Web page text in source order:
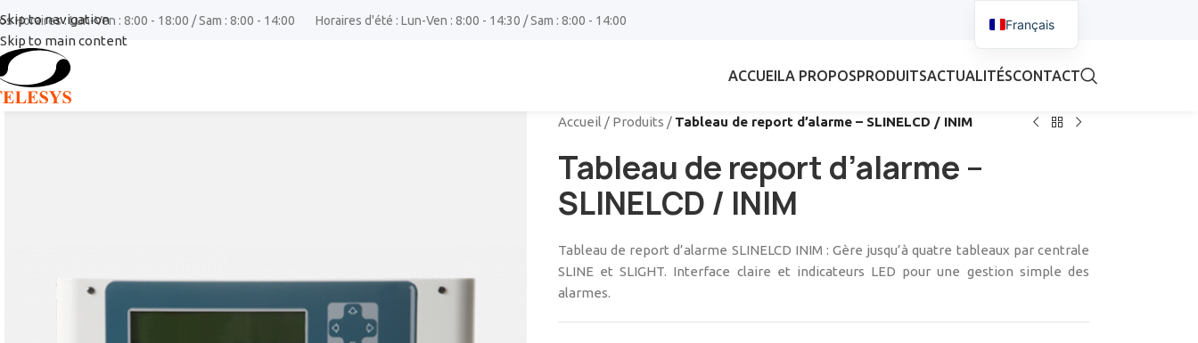
Skip to navigation
Skip to main content
Horaires : Lun-Ven : 8:00 - 18:00 / Sam : 8:00 - 14:00 Horaires d'été : Lun-Ven : 8:00 - 14:30 / Sam : 8:00 - 14:00
ACCUEILA PROPOSPRODUITSACTUALITÉSCONTACT
Accueil / Produits / Tableau de report d’alarme – SLINELCD / INIM
Tableau de report d’alarme –
SLINELCD / INIM
Tableau de report d’alarme SLINELCD INIM : Gère jusqu’à quatre tableaux par centrale
SLINE et SLIGHT. Interface claire et indicateurs LED pour une gestion simple des
alarmes.
Français